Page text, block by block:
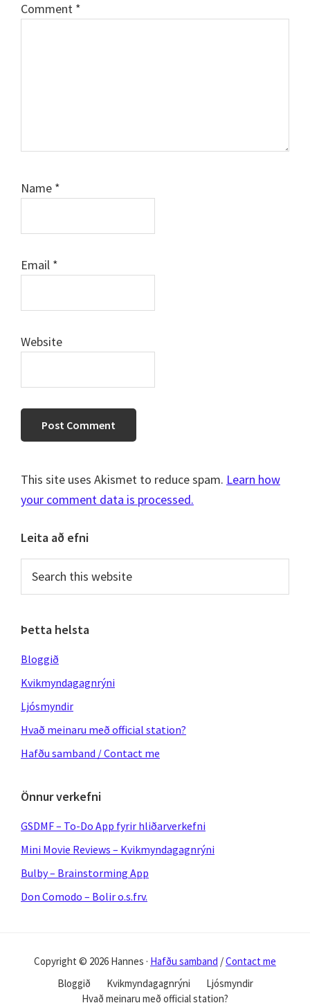
Comment *
Name *
Email *
Website
This site uses Akismet to reduce spam. Learn how
your comment data is processed.
Primary
Sidebar
Leita að efni
this
Þetta helsta
Bloggið
Kvikmyndagagnrýni
Ljósmyndir
Hvað meinaru með official station?
Hafðu samband / Contact me
Önnur verkefni
GSDMF – To-Do App fyrir hliðarverkefni
Mini Movie Reviews – Kvikmyndagagnrýni
Bulby – Brainstorming App
Don Comodo – Bolir o.s.frv.
Copyright © 2026 Hannes · Hafðu samband /Contact me
Bloggið
Kvikmyndagagnrýni
Ljósmyndir
Hvað meinaru með official station?